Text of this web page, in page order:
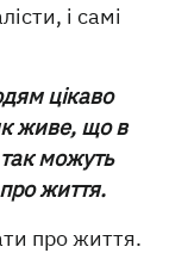
і самі
цікаво
живе, що в
можуть
життя.
про життя.